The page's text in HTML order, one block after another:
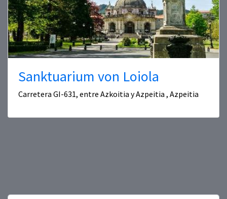
Sanktuarium von Loiola
Carretera GI-631, entre Azkoitia y Azpeitia , Azpeitia